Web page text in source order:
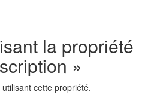
la propriété
»
cette propriété.